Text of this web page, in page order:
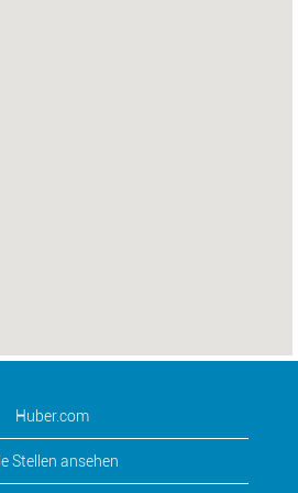
RECHTE VORBEHALTEN